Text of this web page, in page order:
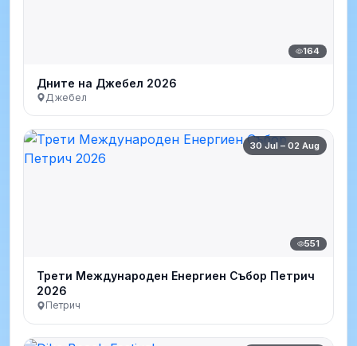
164
Дните на Джебел 2026
Джебел
30 Jul – 02 Aug
551
Трети Международен Енергиен Събор Петрич
2026
Петрич